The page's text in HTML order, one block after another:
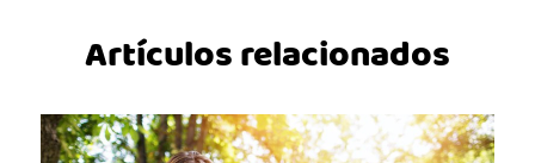
Artículos relacionados